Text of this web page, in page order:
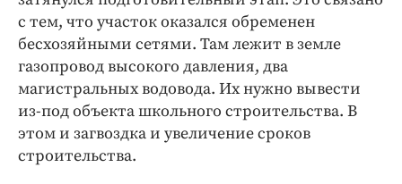
с тем, что участок оказался обременен
бесхозяйными сетями. Там лежит в земле
газопровод высокого давления, два
магистральных водовода. Их нужно вывести
из-под объекта школьного строительства. В
этом и загвоздка и увеличение сроков
строительства.